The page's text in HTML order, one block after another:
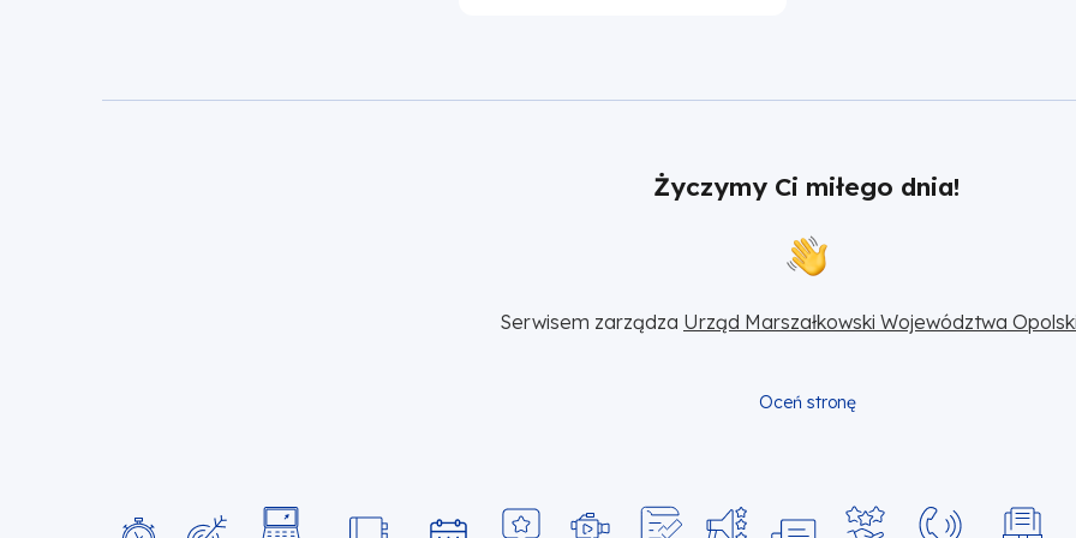
Europejskie
Życzymy Ci miłego dnia!
Serwisem zarządza Urząd Marszałkowski Województwa
Oceń stronę